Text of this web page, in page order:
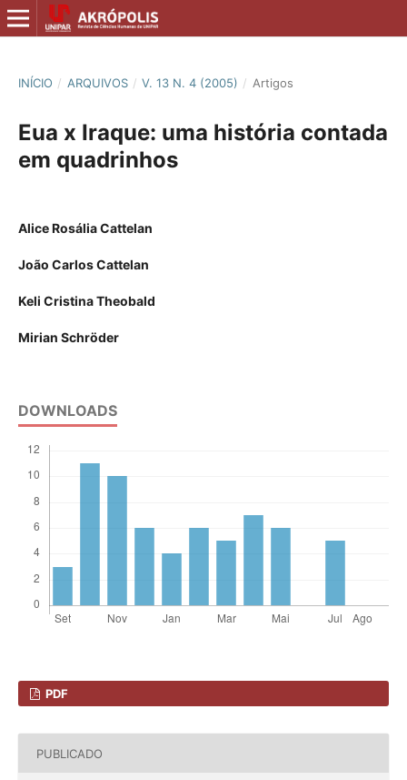
INÍCIO / ARQUIVOS / V. 13 N. 4 (2005) / Artigos
Eua x Iraque: uma história contada
em quadrinhos
Alice Rosália Cattelan
João Carlos Cattelan
Keli Cristina Theobald
Mirian Schröder
DOWNLOADS
PDF
PUBLICADO